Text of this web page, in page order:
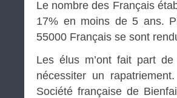
Le nombre des Français
17% en moins de 5 ans.
55000 Français se sont
Les élus m’ont fait part
nécessiter un
Société française de